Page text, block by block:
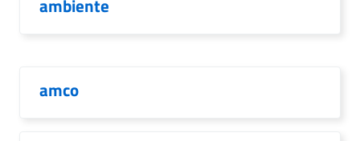
ambiente
amco